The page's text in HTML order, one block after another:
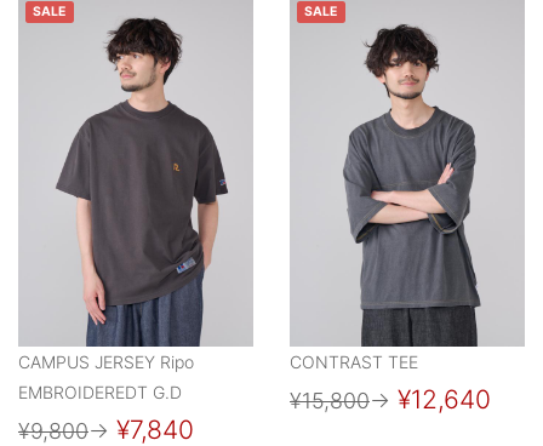
SALE
CAMPUS JERSEY Ripo
EMBROIDEREDT G.D
¥9,800→ ¥7,840
SALE
CONTRAST TEE
¥15,800→ ¥12,640